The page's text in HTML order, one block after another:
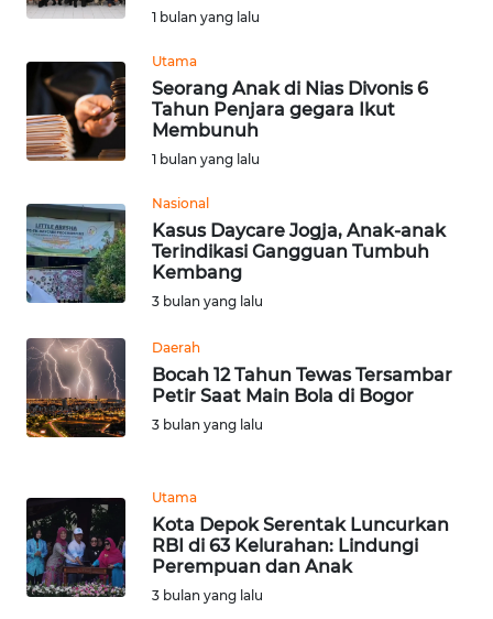
1 bulan yang lalu
Utama
Seorang Anak di Nias Divonis 6
Tahun Penjara gegara Ikut
Membunuh
1 bulan yang lalu
Nasional
Kasus Daycare Jogja, Anak-anak
Terindikasi Gangguan Tumbuh
Kembang
3 bulan yang lalu
Daerah
Bocah 12 Tahun Tewas Tersambar
Petir Saat Main Bola di Bogor
3 bulan yang lalu
Utama
Kota Depok Serentak Luncurkan
RBI di 63 Kelurahan: Lindungi
Perempuan dan Anak
3 bulan yang lalu
INTERNASIONAL
PENDIDIKAN
OLAHRAGA
OPINI
EDITORIAL
INDEKS
BERITA